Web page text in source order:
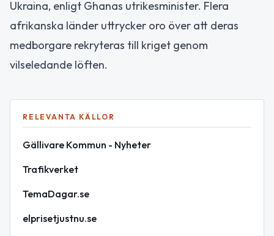
Ukraina, enligt Ghanas utrikesminister. Flera
afrikanska länder uttrycker oro över att deras
medborgare rekryteras till kriget genom
vilseledande löften.
RELEVANTA KÄLLOR
Gällivare Kommun - Nyheter
Trafikverket
TemaDagar.se
elprisetjustnu.se